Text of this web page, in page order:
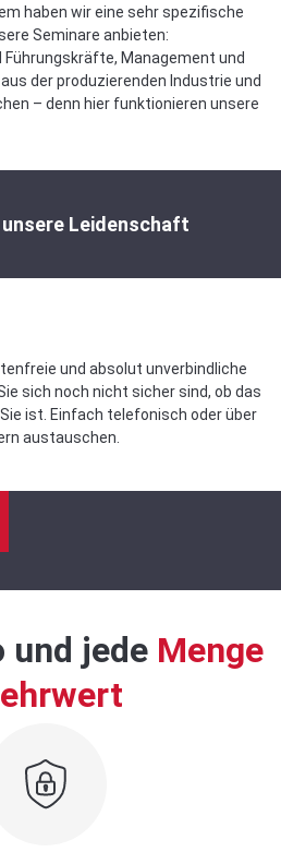
haben wir eine sehr spezifische
Seminare anbieten:
Führungskräfte, Management und
der produzierenden Industrie und
– denn hier funktionieren unsere
Leidenschaft
und absolut unverbindliche
sich noch nicht sicher sind, ob das
ist. Einfach telefonisch oder über
austauschen.
und jede Menge